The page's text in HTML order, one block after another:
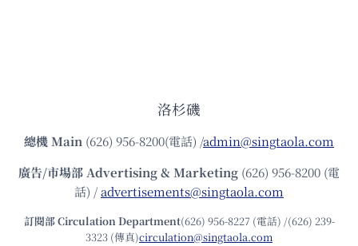
洛杉磯
總機Main (626) 956-8200(電話) /admin@singtaola.com
廣告/市場部Advertising & Marketing (626) 956-8200 (電
話) /advertisements@singtaola.com
訂閱部 Circulation Department(626) 956-8227 (電話) /(626) 239-
3323 (傳真)circulation@singtaola.com